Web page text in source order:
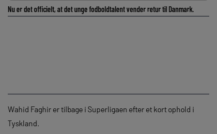
Nu er det officielt, at det unge fodboldtalent vender retur til Danmark.
Wahid Faghir er tilbage i Superligaen efter et kort ophold i
Tyskland.